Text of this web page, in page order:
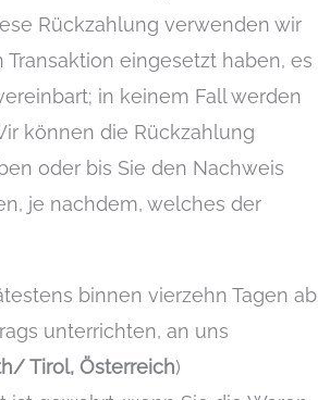
Rückzahlung verwenden wir
eingesetzt haben, es
in keinem Fall werden
können die Rückzahlung
oder bis Sie den Nachweis
je nachdem, welches der
binnen vierzehn Tagen ab
unterrichten, an uns
Tirol, Österreich)